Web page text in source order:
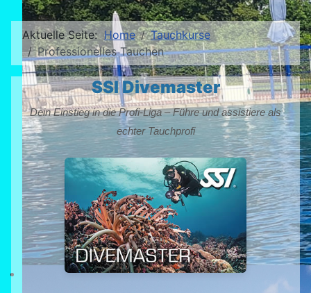
Aktuelle Seite: Home
Tauchkurse
Professionelles Tauchen
SSI Divemaster
Dein Einstieg in die Profi-Liga – Führe und assistiere als
echter Tauchprofi